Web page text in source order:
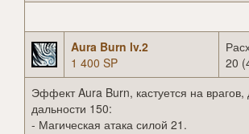
Aura Burn lv.2
1 400 SP
20
Эффект Aura Burn, кастуется на врагов,
дальности 150:
- Магическая атака силой 21.